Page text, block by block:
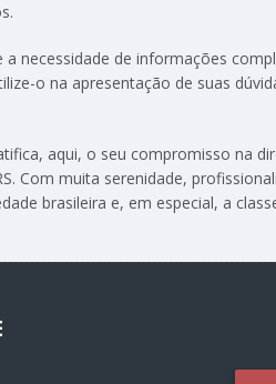
a necessidade de informações
o na apresentação de suas
aqui, o seu compromisso na
Com muita serenidade,
brasileira e, em especial, a